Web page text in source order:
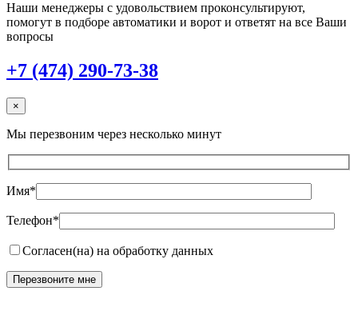
Наши менеджеры с удовольствием проконсультируют,
помогут в подборе автоматики и ворот и ответят на все Ваши
вопросы
+7 (474) 290-73-38
×
Мы перезвоним через несколько минут
Имя*
Телефон*
Согласен(на) на обработку данных